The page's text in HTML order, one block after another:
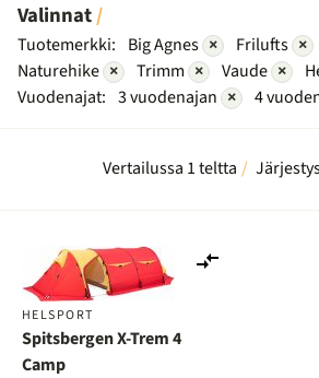
Valinnat
Tuotemerkki: Big Agnes × Frilufts ×
Naturehike × Trimm × Vaude ×
Vuodenajat: 3 vuodenajan × 4
Vertailussa 1 teltta
HELSPORT
Spitsbergen X-Trem 4
Camp